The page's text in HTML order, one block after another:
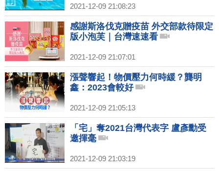
2021-12-09 21:08:23
感謝斯洛伐克贈疫苗 外交部款待限定
版小泡芙｜台灣速速看
2021-12-09 21:07:01
漲聲響起！物價壓力何時緩？龔明
鑫：2023會較好
2021-12-09 21:05:13
「宅」奪2021台灣代表字 盧彥勳受
邀揮毫
2021-12-09 21:03:19